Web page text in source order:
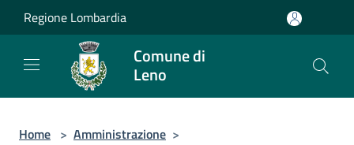
Salta al contenuto principale
Regione Lombardia
Comune di
Leno
Home > Amministrazione >